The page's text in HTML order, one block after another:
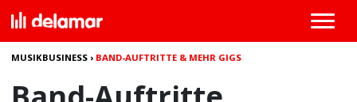
MUSIKBUSINESS › BAND-AUFTRITTE & MEHR GIGS